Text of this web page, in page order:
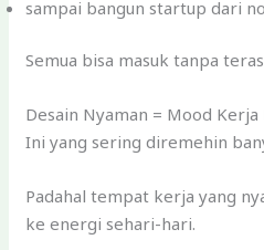
sampai bangun startup dari
Semua bisa masuk tanpa
Desain Nyaman = Mood
Ini yang sering diremehin
Padahal tempat kerja yang
ke energi sehari-hari.